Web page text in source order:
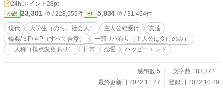
が、ちゃんと恋愛もしています） ※それぞれの登場人物視点
※注意：一部リバ有り（主人公は受けのみ） ※登場人物紹介
イラストは、最終話の後 ※口語の雰囲気を重視して、「ら抜
き」、「い抜き」、誤用の定着した言葉遣い、などをあえて
使っている箇所があります。気になる方もいらっしゃると思
いますが、お含みおきいただけると幸いです。 【ムーンライ
24h.ポイント 28pt
小説 23,301 位 / 228,955件 BL 5,934 位 / 31,454件
現代 大学生（のち、社会人） 主人公総受け
友達
輪姦/３P/４P（すべて合意）
一部リバ有り（主人公は受けのみ）
一人称（視点変更あり）
日常 恋愛 ハッピーエンド
感想数 5
文字数 183,372
最終更新日 2022.11.27
登録日 2022.10.29